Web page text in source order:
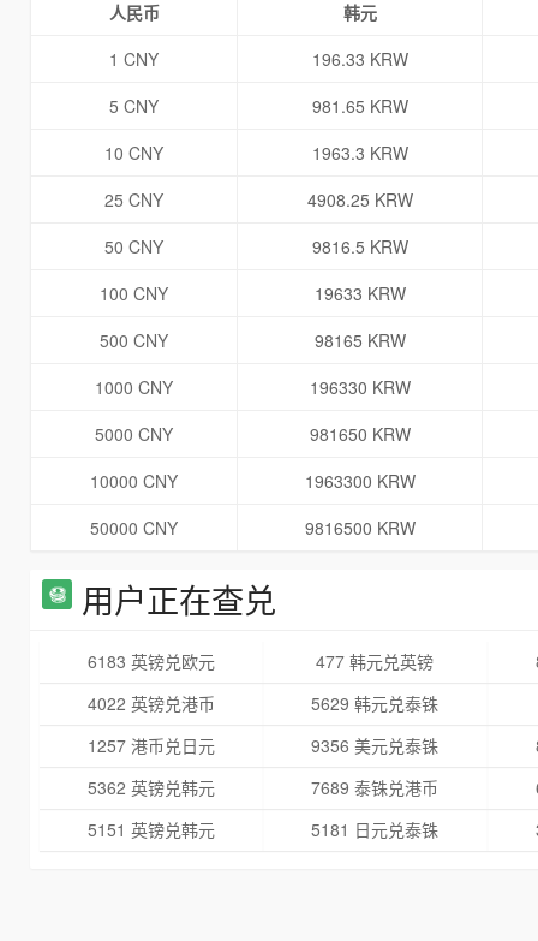
人民币
韩元
1 CNY
196.33 KRW
5 CNY
981.65 KRW
10 CNY
1963.3 KRW
25 CNY
4908.25 KRW
50 CNY
9816.5 KRW
100 CNY
19633 KRW
500 CNY
98165 KRW
1000 CNY
196330 KRW
5000 CNY
981650 KRW
10000 CNY
1963300 KRW
50000 CNY
9816500 KRW
用户正在查兑
6183 英镑兑欧元 477 韩元兑英镑
4022 英镑兑港币
5629 韩元兑泰铢
1257 港币兑日元
9356 美元兑泰铢
5362 英镑兑韩元
7689 泰铢兑港币
5151 英镑兑韩元
5181 日元兑泰铢